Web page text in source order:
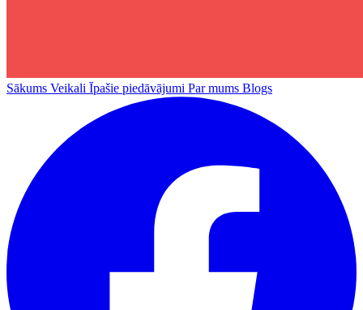
Sākums Veikali Īpašie piedāvājumi Par mums Blogs